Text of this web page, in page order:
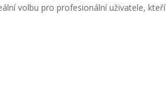
volbu pro profesionální uživatele, kteří